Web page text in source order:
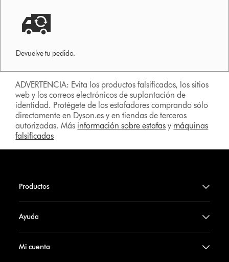
Devuelve tu pedido.
ADVERTENCIA: Evita los productos falsificados, los sitios
web y los correos electrónicos de suplantación de
identidad. Protégete de los estafadores comprando sólo
directamente en Dyson.es y en tiendas de terceros
autorizadas. Más información sobre estafas y máquinas
falsificadas
Productos
Ayuda
Mi cuenta